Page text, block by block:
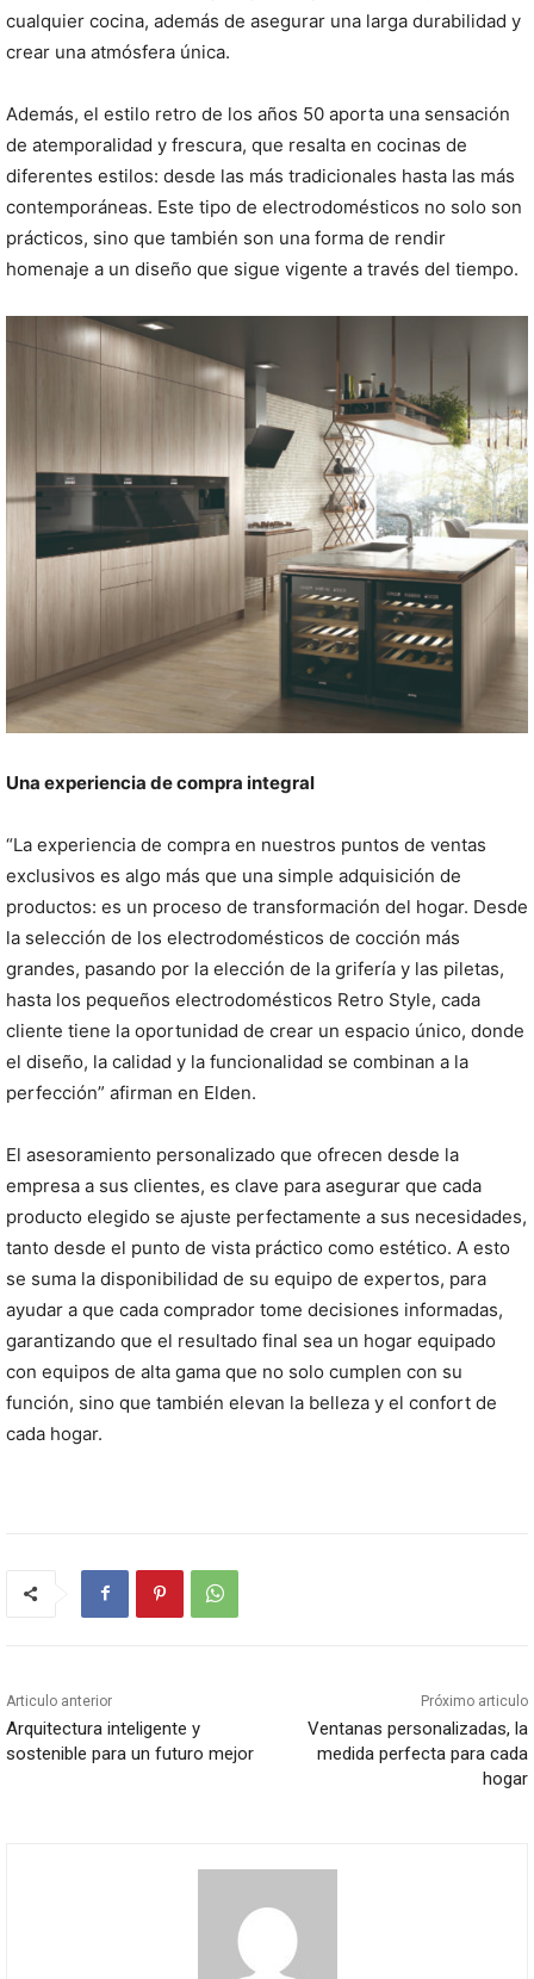
cualquier cocina, además de asegurar una larga durabilidad y
crear una atmósfera única.
Además, el estilo retro de los años 50 aporta una sensación
de atemporalidad y frescura, que resalta en cocinas de
diferentes estilos: desde las más tradicionales hasta las más
contemporáneas. Este tipo de electrodomésticos no solo son
prácticos, sino que también son una forma de rendir
homenaje a un diseño que sigue vigente a través del tiempo.
Una experiencia de compra integral
“La experiencia de compra en nuestros puntos de ventas
exclusivos es algo más que una simple adquisición de
productos: es un proceso de transformación del hogar. Desde
la selección de los electrodomésticos de cocción más
grandes, pasando por la elección de la grifería y las piletas,
hasta los pequeños electrodomésticos Retro Style, cada
cliente tiene la oportunidad de crear un espacio único, donde
el diseño, la calidad y la funcionalidad se combinan a la
perfección” afirman en Elden.
El asesoramiento personalizado que ofrecen desde la
empresa a sus clientes, es clave para asegurar que cada
producto elegido se ajuste perfectamente a sus necesidades,
tanto desde el punto de vista práctico como estético. A esto
se suma la disponibilidad de su equipo de expertos, para
ayudar a que cada comprador tome decisiones informadas,
garantizando que el resultado final sea un hogar equipado
con equipos de alta gama que no solo cumplen con su
función, sino que también elevan la belleza y el confort de
cada hogar.
Articulo anterior
Arquitectura inteligente y
sostenible para un futuro mejor
Próximo articulo
Ventanas personalizadas, la
medida perfecta para cada
hogar